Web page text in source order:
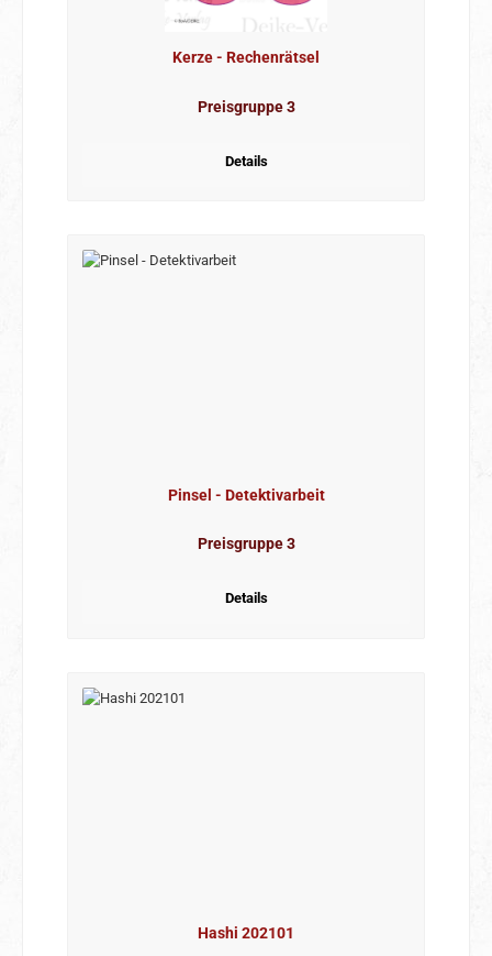
Kerze - Rechenrätsel
Preisgruppe 3
Details
Pinsel - Detektivarbeit
Preisgruppe 3
Details
Hashi 202101